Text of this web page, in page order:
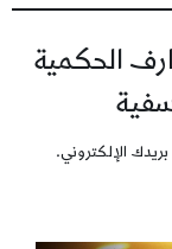
الحكمية
الإلكتروني.